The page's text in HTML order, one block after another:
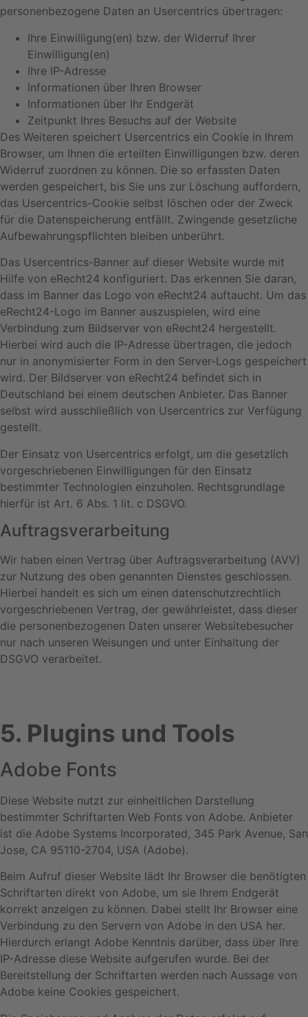
personenbezogene Daten an Usercentrics übertragen:
Ihre Einwilligung(en) bzw. der Widerruf Ihrer
Einwilligung(en)
Ihre IP-Adresse
Informationen über Ihren Browser
Informationen über Ihr Endgerät
Zeitpunkt Ihres Besuchs auf der Website
Des Weiteren speichert Usercentrics ein Cookie in Ihrem
Browser, um Ihnen die erteilten Einwilligungen bzw. deren
Widerruf zuordnen zu können. Die so erfassten Daten
werden gespeichert, bis Sie uns zur Löschung auffordern,
das Usercentrics-Cookie selbst löschen oder der Zweck
für die Datenspeicherung entfällt. Zwingende gesetzliche
Aufbewahrungspflichten bleiben unberührt.
Das Usercentrics-Banner auf dieser Website wurde mit
Hilfe von eRecht24 konfiguriert. Das erkennen Sie daran,
dass im Banner das Logo von eRecht24 auftaucht. Um das
eRecht24-Logo im Banner auszuspielen, wird eine
Verbindung zum Bildserver von eRecht24 hergestellt.
Hierbei wird auch die IP-Adresse übertragen, die jedoch
nur in anonymisierter Form in den Server-Logs gespeichert
wird. Der Bildserver von eRecht24 befindet sich in
Deutschland bei einem deutschen Anbieter. Das Banner
selbst wird ausschließlich von Usercentrics zur Verfügung
gestellt.
Der Einsatz von Usercentrics erfolgt, um die gesetzlich
vorgeschriebenen Einwilligungen für den Einsatz
bestimmter Technologien einzuholen. Rechtsgrundlage
hierfür ist Art. 6 Abs. 1 lit. c DSGVO.
Auftragsverarbeitung
Wir haben einen Vertrag über Auftragsverarbeitung (AVV)
zur Nutzung des oben genannten Dienstes geschlossen.
Hierbei handelt es sich um einen datenschutzrechtlich
vorgeschriebenen Vertrag, der gewährleistet, dass dieser
die personenbezogenen Daten unserer Websitebesucher
nur nach unseren Weisungen und unter Einhaltung der
DSGVO verarbeitet.
5. Plugins und Tools
Adobe Fonts
Diese Website nutzt zur einheitlichen Darstellung
bestimmter Schriftarten Web Fonts von Adobe. Anbieter
ist die Adobe Systems Incorporated, 345 Park Avenue, San
Jose, CA 95110-2704, USA (Adobe).
Beim Aufruf dieser Website lädt Ihr Browser die benötigten
Schriftarten direkt von Adobe, um sie Ihrem Endgerät
korrekt anzeigen zu können. Dabei stellt Ihr Browser eine
Verbindung zu den Servern von Adobe in den USA her.
Hierdurch erlangt Adobe Kenntnis darüber, dass über Ihre
IP-Adresse diese Website aufgerufen wurde. Bei der
Bereitstellung der Schriftarten werden nach Aussage von
Adobe keine Cookies gespeichert.